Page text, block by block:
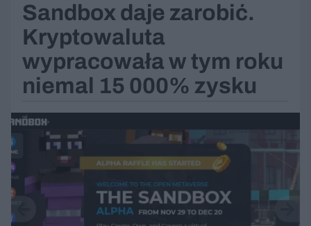
Sandbox daje zarobić.
Kryptowaluta
wypracowała w tym roku
niemal 15 000% zysku